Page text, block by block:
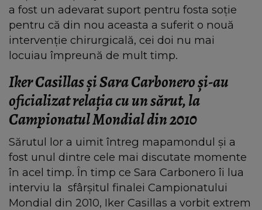
a fost un adevarat suport pentru fosta soție
pentru că din nou aceasta a suferit o nouă
intervenție chirurgicală, cei doi nu mai
locuiau împreună de mult timp.
Iker Casillas și Sara Carbonero și-au
oficializat relația cu un sărut, la
Campionatul Mondial din 2010
Sărutul lor a uimit întreg mapamondul și a
fost unul dintre cele mai discutate momente
în acel timp. În timp ce Sara Carbonero îi lua
interviu la sfârşitul finalei Campionatului
Mondial din 2010, Iker Casillas a vorbit extrem